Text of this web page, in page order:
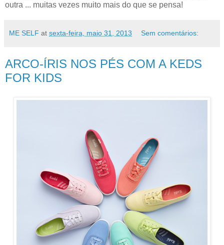
outra ... muitas vezes muito mais do que se pensa!
ME SELF at sexta-feira, maio 31, 2013 Sem comentários:
ARCO-ÍRIS NOS PÉS COM A KEDS
FOR KIDS